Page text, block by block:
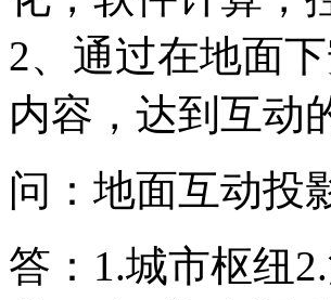
2、通过在地面
内容，达到互动
问：地面互动投
答：1.城市枢纽